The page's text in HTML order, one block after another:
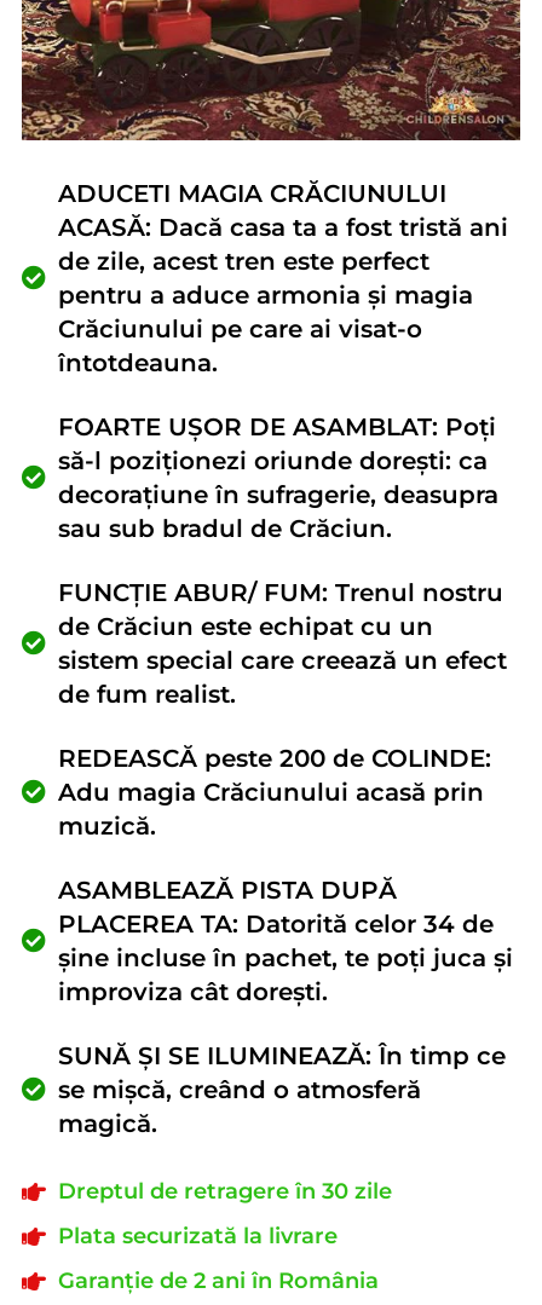
ADUCETI MAGIA CRĂCIUNULUI
ACASĂ: Dacă casa ta a fost tristă ani
de zile, acest tren este perfect
pentru a aduce armonia și magia
Crăciunului pe care ai visat-o
întotdeauna.
FOARTE UȘOR DE ASAMBLAT: Poți
să-l poziționezi oriunde dorești: ca
decorațiune în sufragerie, deasupra
sau sub bradul de Crăciun.
FUNCȚIE ABUR/ FUM: Trenul nostru
de Crăciun este echipat cu un
sistem special care creează un efect
de fum realist.
REDEASCĂ peste 200 de COLINDE:
Adu magia Crăciunului acasă prin
muzică.
ASAMBLEAZĂ PISTA DUPĂ
PLACEREA TA: Datorită celor 34 de
șine incluse în pachet, te poți juca și
improviza cât dorești.
SUNĂ ȘI SE ILUMINEAZĂ: În timp ce
se mișcă, creând o atmosferă
magică.
Dreptul de retragere în 30 zile
Plata securizată la livrare
Garanție de 2 ani în România